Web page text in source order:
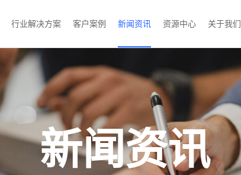
行业解决方案 客户案例 新闻资讯 资源中心 关于我们
新闻资讯